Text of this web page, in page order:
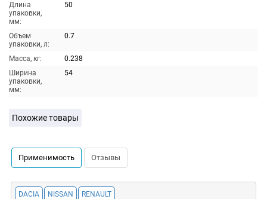
Длина
упаковки,
мм:
50
Объем
упаковки, л:
0.7
Масса, кг:
0.238
Ширина
упаковки,
мм:
54
Похожие товары
Применимость Отзывы
DACIA NISSAN RENAULT